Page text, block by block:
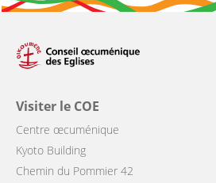
Visiter le COE
Centre œcuménique
Kyoto Building
Chemin du Pommier 42